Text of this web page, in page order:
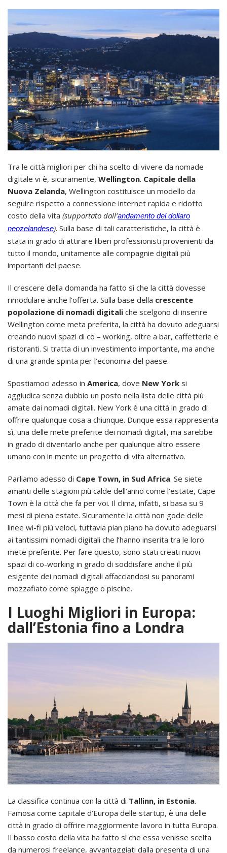
Tra le città migliori per chi ha scelto di vivere da nomade
digitale vi è, sicuramente, Wellington. Capitale della
Nuova Zelanda, Wellington costituisce un modello da
seguire rispetto a connessione internet rapida e ridotto
costo della vita (supportato dall’andamento del dollaro
neozelandese). Sulla base di tali caratteristiche, la città è
stata in grado di attirare liberi professionisti provenienti da
tutto il mondo, unitamente alle compagnie digitali più
importanti del paese.
Il crescere della domanda ha fatto sì che la città dovesse
rimodulare anche l’offerta. Sulla base della crescente
popolazione di nomadi digitali che scelgono di inserire
Wellington come meta preferita, la città ha dovuto adeguarsi
creando nuovi spazi di co – working, oltre a bar, caffetterie e
ristoranti. Si tratta di un investimento importante, ma anche
di una grande spinta per l’economia del paese.
Spostiamoci adesso in America, dove New York si
aggiudica senza dubbio un posto nella lista delle città più
amate dai nomadi digitali. New York è una città in grado di
offrire qualunque cosa a chiunque. Dunque essa rappresenta
sì, una delle mete preferite dei nomadi digitali, ma sarebbe
in grado di diventarlo anche per qualunque altro essere
umano con in mente un progetto di vita alternativo.
Parliamo adesso di Cape Town, in Sud Africa. Se siete
amanti delle stagioni più calde dell’anno come l’estate, Cape
Town è la città che fa per voi. Il clima, infatti, si basa su 9
mesi di piena estate. Sicuramente la città non gode delle
linee wi-fi più veloci, tuttavia pian piano ha dovuto adeguarsi
ai tantissimi nomadi digitali che l’hanno inserita tra le loro
mete preferite. Per fare questo, sono stati creati nuovi
spazi di co-working in grado di soddisfare anche il più
esigente dei nomadi digitali affacciandosi su panorami
mozzafiato come spiagge o piscine.
I Luoghi Migliori in Europa:
dall’Estonia fino a Londra
La classifica continua con la città di Tallinn, in Estonia.
Famosa come capitale d’Europa delle startup, è una delle
città in grado di offrire maggiormente lavoro in tutta Europa.
Il basso costo della vita ha fatto sì che essa venisse scelta
da numerosi freelance, avvantaggiati dalla presenta di una